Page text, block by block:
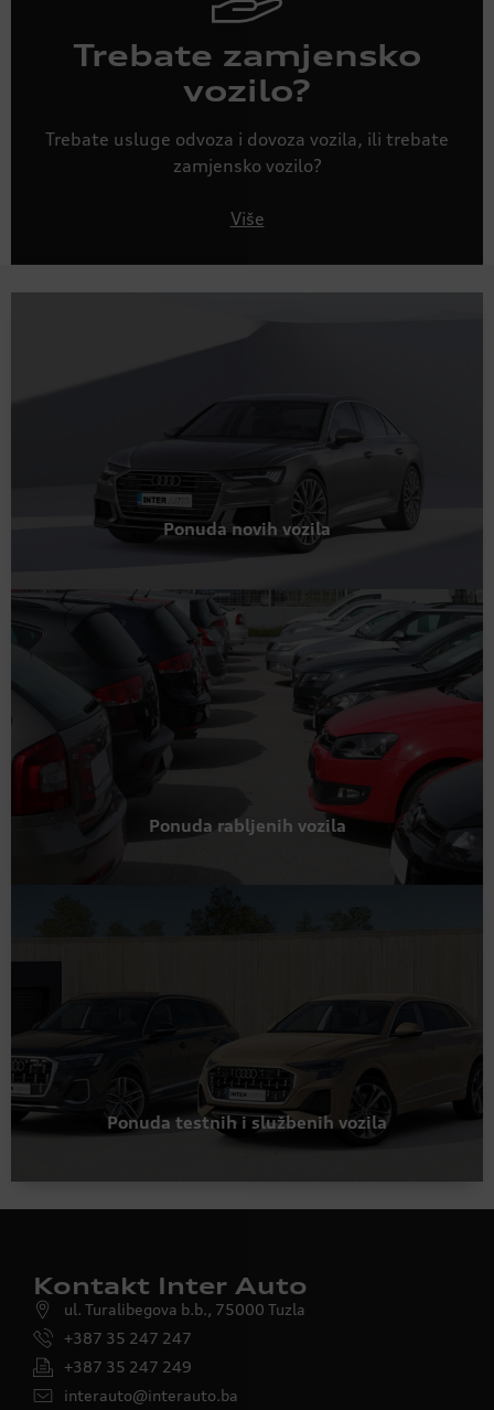
Trebate zamjensko
vozilo?
Trebate usluge odvoza i dovoza vozila, ili trebate
zamjensko vozilo?
Više
Ponuda novih vozila
Ponuda rabljenih vozila
Ponuda testnih i službenih vozila
Kontakt Inter Auto
ul. Turalibegova b.b., 75000 Tuzla
+387 35 247 247
+387 35 247 249
interauto@interauto.ba